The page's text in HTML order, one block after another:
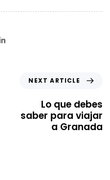
NEXT ARTICLE
Lo que debes
saber para viajar
a Granada